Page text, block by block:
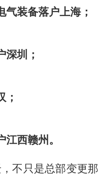
气装备落户上海；
深圳；
；
西赣州。
不只是总部变更那